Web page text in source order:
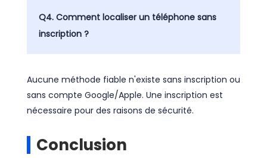
Q4. Comment localiser un téléphone sans
inscription ?
Aucune méthode fiable n'existe sans inscription ou
sans compte Google/Apple. Une inscription est
nécessaire pour des raisons de sécurité.
Conclusion